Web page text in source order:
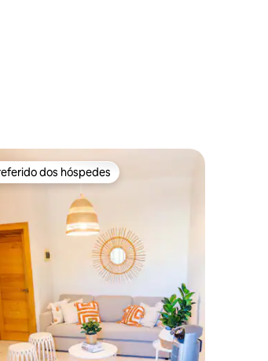
média de 5, 171 avaliações
dos hóspedes
dos hóspedes